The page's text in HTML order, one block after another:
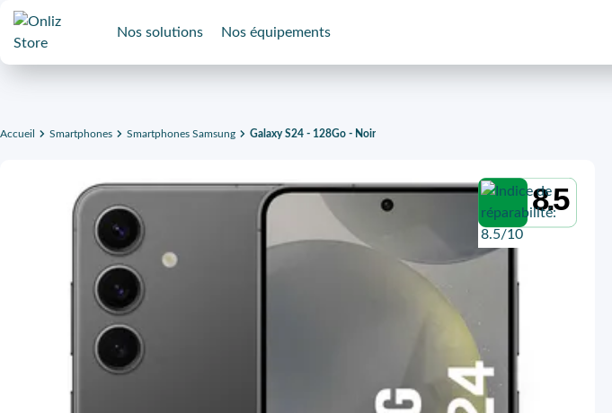
Nos solutions Nos équipements
Accueil Smartphones Smartphones Samsung Galaxy S24 - 128Go - Noir
8.5